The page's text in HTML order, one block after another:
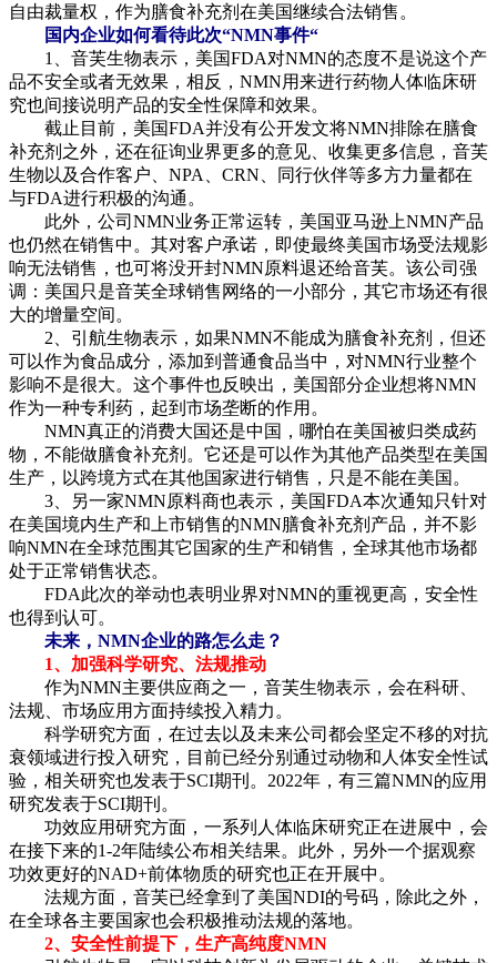
自由裁量权，作为膳食补充剂在美国继续合法销售。
国内企业如何看待此次“NMN事件“
1、音芙生物表示，美国FDA对NMN的态度不是说这个产
品不安全或者无效果，相反，NMN用来进行药物人体临床研
究也间接说明产品的安全性保障和效果。
截止目前，美国FDA并没有公开发文将NMN排除在膳食
补充剂之外，还在征询业界更多的意见、收集更多信息，音芙
生物以及合作客户、NPA、CRN、同行伙伴等多方力量都在
与FDA进行积极的沟通。
此外，公司NMN业务正常运转，美国亚马逊上NMN产品
也仍然在销售中。其对客户承诺，即使最终美国市场受法规影
响无法销售，也可将没开封NMN原料退还给音芙。该公司强
调：美国只是音芙全球销售网络的一小部分，其它市场还有很
大的增量空间。
2、引航生物表示，如果NMN不能成为膳食补充剂，但还
可以作为食品成分，添加到普通食品当中，对NMN行业整个
影响不是很大。这个事件也反映出，美国部分企业想将NMN
作为一种专利药，起到市场垄断的作用。
NMN真正的消费大国还是中国，哪怕在美国被归类成药
物，不能做膳食补充剂。它还是可以作为其他产品类型在美国
生产，以跨境方式在其他国家进行销售，只是不能在美国。
3、另一家NMN原料商也表示，美国FDA本次通知只针对
在美国境内生产和上市销售的NMN膳食补充剂产品，并不影
响NMN在全球范围其它国家的生产和销售，全球其他市场都
处于正常销售状态。
FDA此次的举动也表明业界对NMN的重视更高，安全性
也得到认可。
未来，NMN企业的路怎么走？
1、加强科学研究、法规推动
作为NMN主要供应商之一，音芙生物表示，会在科研、
法规、市场应用方面持续投入精力。
科学研究方面，在过去以及未来公司都会坚定不移的对抗
衰领域进行投入研究，目前已经分别通过动物和人体安全性试
验，相关研究也发表于SCI期刊。2022年，有三篇NMN的应用
研究发表于SCI期刊。
功效应用研究方面，一系列人体临床研究正在进展中，会
在接下来的1-2年陆续公布相关结果。此外，另外一个据观察
功效更好的NAD+前体物质的研究也正在开展中。
法规方面，音芙已经拿到了美国NDI的号码，除此之外，
在全球各主要国家也会积极推动法规的落地。
2、安全性前提下，生产高纯度NMN